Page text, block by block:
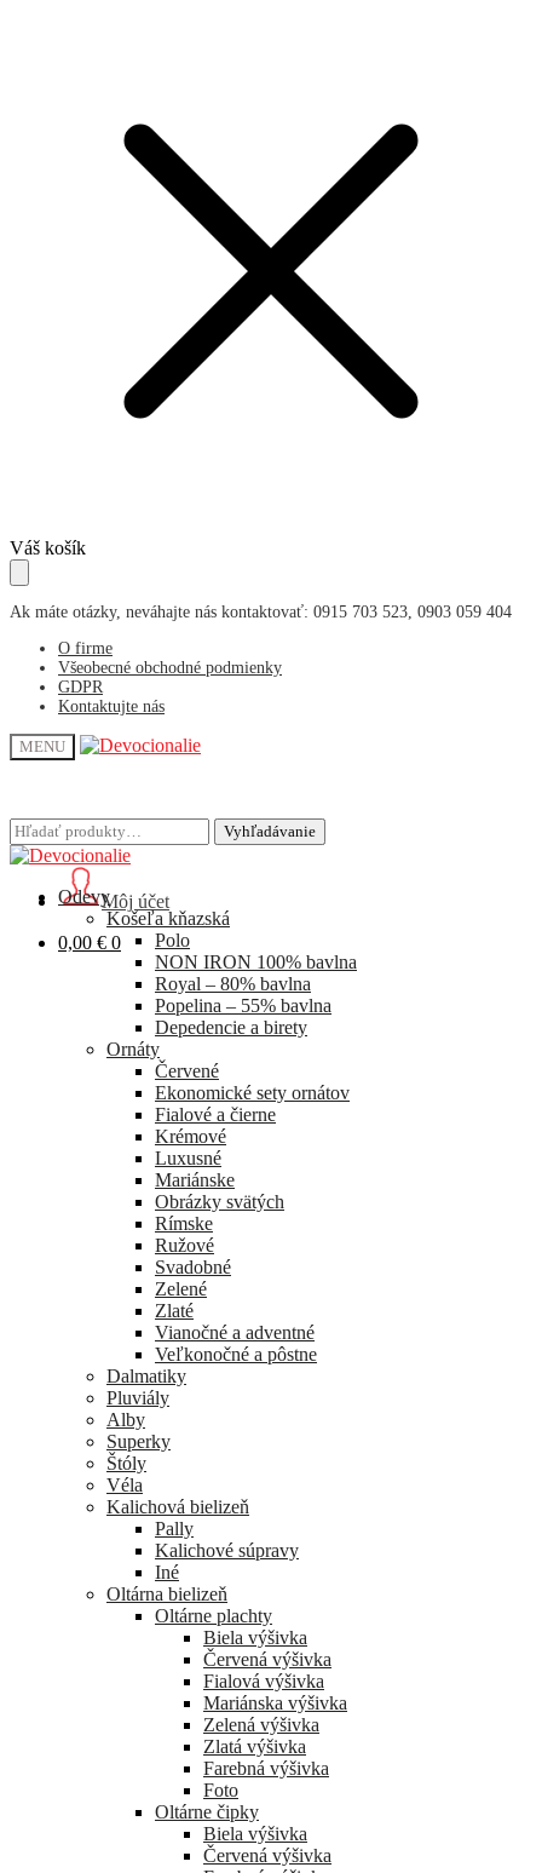
Skip
to
navigation
Skip
to
content
Váš košík
Ak máte otázky, neváhajte nás kontaktovať: 0915 703 523, 0903 059 404
O firme
Všeobecné obchodné podmienky
GDPR
Kontaktujte nás
MENU
Hľadať: Vyhľadávanie
Môj účet
0,00 € 0
Hľadať: Vyhľadávanie
Odevy
Košeľa kňazská
Polo
NON IRON 100% bavlna
Royal – 80% bavlna
Popelina – 55% bavlna
Depedencie a birety
Ornáty
Červené
Ekonomické sety ornátov
Fialové a čierne
Krémové
Luxusné
Mariánske
Obrázky svätých
Rímske
Ružové
Svadobné
Zelené
Zlaté
Vianočné a adventné
Veľkonočné a pôstne
Dalmatiky
Pluviály
Alby
Superky
Štóly
Véla
Kalichová bielizeň
Pally
Kalichové súpravy
Iné
Oltárna bielizeň
Oltárne plachty
Biela výšivka
Červená výšivka
Fialová výšivka
Mariánska výšivka
Zelená výšivka
Zlatá výšivka
Farebná výšivka
Foto
Oltárne čipky
Biela výšivka
Červená výšivka